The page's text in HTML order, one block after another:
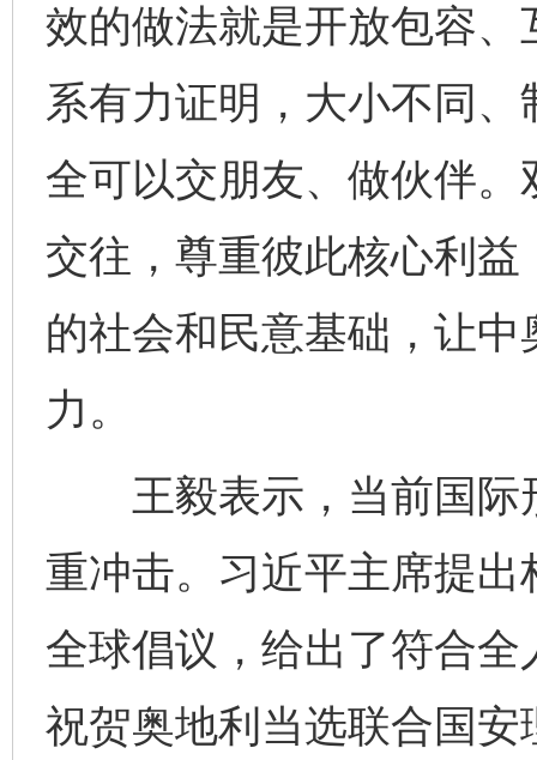
效的做法就是开放包容
系有力证明，大小不同
全可以交朋友、做伙伴
交往，尊重彼此核心利
的社会和民意基础，让
力。
王毅表示，当前国际
重冲击。习近平主席提
全球倡议，给出了符合
祝贺奥地利当选联合国